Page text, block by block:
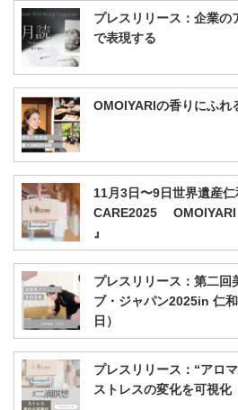
プレスリリース：企業の
で表現する
OMOIYARIの香りにふれ
11月3日〜9日世界遺産
CARE2025 OMOIYARI
』
プレスリリース：第二回
ブ・ジャパン2025in 仁
日）
プレスリリース：“アロ
ストレスの変化を可視化